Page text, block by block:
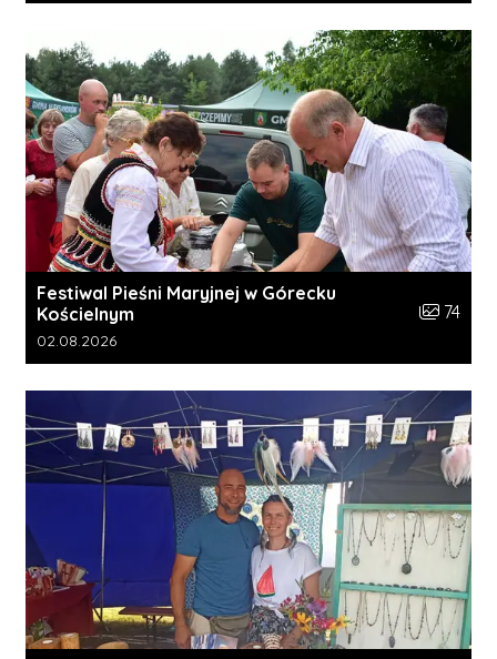
Festiwal Pieśni Maryjnej w Górecku
Kościelnym
Liczba
74
Data dodania galerii:
02.08.2026